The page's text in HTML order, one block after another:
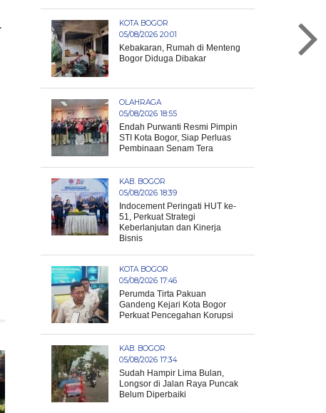
KOTA BOGOR
05/08/2026 20:01
Kebakaran, Rumah di Menteng
Bogor Diduga Dibakar
OLAHRAGA
05/08/2026 18:55
Endah Purwanti Resmi Pimpin
STI Kota Bogor, Siap Perluas
Pembinaan Senam Tera
KAB. BOGOR
05/08/2026 18:39
Indocement Peringati HUT ke-
51, Perkuat Strategi
Keberlanjutan dan Kinerja
Bisnis
KOTA BOGOR
05/08/2026 17:46
Perumda Tirta Pakuan
Gandeng Kejari Kota Bogor
Perkuat Pencegahan Korupsi
KAB. BOGOR
05/08/2026 17:34
Sudah Hampir Lima Bulan,
Longsor di Jalan Raya Puncak
Belum Diperbaiki